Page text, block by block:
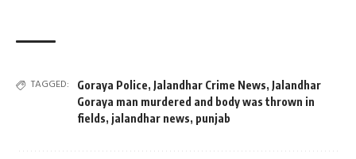
TAGGED: Goraya Police, Jalandhar Crime News, Jalandhar
Goraya man murdered and body was thrown in
fields, jalandhar news, punjab